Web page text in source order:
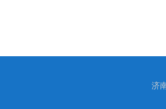
济